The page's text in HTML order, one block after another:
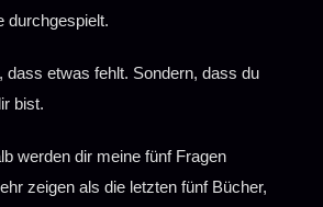
hilft
dein Körper braucht, um Frieden
hier hat meine Klientin Julia
hat:
durchgespielt.
dass etwas fehlt. Sondern, dass du
bist.
werden dir meine fünf Fragen
zeigen als die letzten fünf Bücher,